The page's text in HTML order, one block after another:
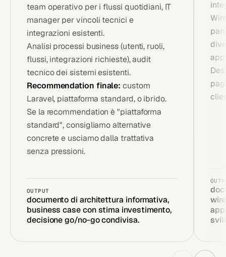
team operativo per i flussi quotidiani, IT
manager per vincoli tecnici e
integrazioni esistenti.
Analisi processi business (utenti, ruoli,
flussi, integrazioni richieste), audit
tecnico dei sistemi esistenti.
Recommendation finale: custom
Laravel, piattaforma standard, o ibrido.
Se la recommendation è "piattaforma
standard", consigliamo alternative
concrete e usciamo dalla trattativa
senza pressioni.
OUTPUT
documento di architettura informativa,
business case con stima investimento,
decisione go/no-go condivisa.